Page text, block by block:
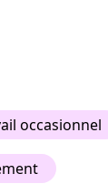
occasionnel